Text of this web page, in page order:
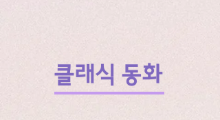
클래식 동화